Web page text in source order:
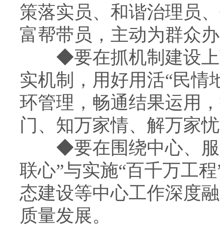
策落实员、和谐治理员
富帮带员，主动为群众
◆要在抓机制建设
实机制，用好用活“民情
环管理，畅通结果运用
门、知万家情、解万家
◆要在围绕中心、
联心”与实施“百千万工
态建设等中心工作深度
质量发展。